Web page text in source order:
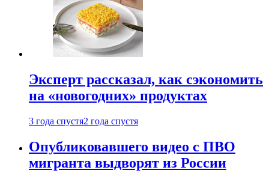
Эксперт рассказал, как сэкономить
на «новогодних» продуктах
3 года спустя2 года спустя
Опубликовавшего видео с ПВО
мигранта выдворят из России